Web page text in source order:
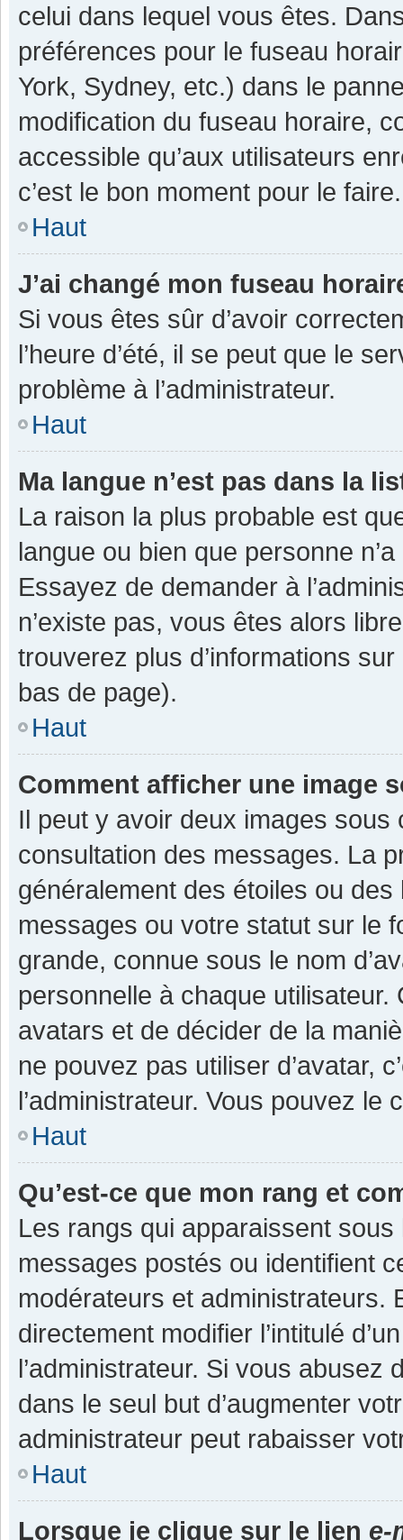
celui dans lequel vous êtes.
préférences pour le fuseau
York, Sydney, etc.) dans le
modification du fuseau horaire,
accessible qu’aux utilisateurs
c’est le bon moment pour le faire.
Haut
J’ai changé mon fuseau
Si vous êtes sûr d’avoir
l’heure d’été, il se peut que le
problème à l’administrateur.
Haut
Ma langue n’est pas dans la
La raison la plus probable est
langue ou bien que personne
Essayez de demander à
n’existe pas, vous êtes alors
trouverez plus d’informations
bas de page).
Haut
Comment afficher une image
Il peut y avoir deux images sous
consultation des messages. La
généralement des étoiles ou
messages ou votre statut sur le
grande, connue sous le nom
personnelle à chaque utilisateur.
avatars et de décider de la
ne pouvez pas utiliser d’avatar,
l’administrateur. Vous pouvez
Haut
Qu’est-ce que mon rang et
Les rangs qui apparaissent
messages postés ou identifient
modérateurs et administrateurs.
directement modifier l’intitulé
l’administrateur. Si vous
dans le seul but d’augmenter
administrateur peut rabaisser
Haut
Lorsque je clique sur le lien e-